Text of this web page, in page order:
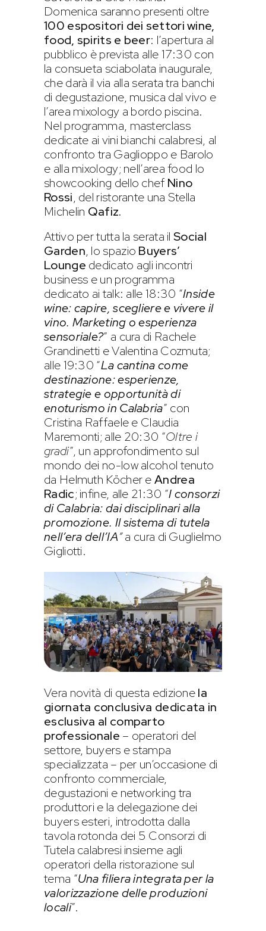
Domenica saranno presenti oltre
100 espositori dei settori wine,
food, spirits e beer: l’apertura al
pubblico è prevista alle 17:30 con
la consueta sciabolata inaugurale,
che darà il via alla serata tra banchi
di degustazione, musica dal vivo e
l’area mixology a bordo piscina.
Nel programma, masterclass
dedicate ai vini bianchi calabresi, al
confronto tra Gaglioppo e Barolo
e alla mixology; nell’area food lo
showcooking dello chef Nino
Rossi, del ristorante una Stella
Michelin Qafiz.
Attivo per tutta la serata il Social
Garden, lo spazio Buyers’
Lounge dedicato agli incontri
business e un programma
dedicato ai talk: alle 18:30 “Inside
wine: capire, scegliere e vivere il
vino. Marketing o esperienza
sensoriale?” a cura di Rachele
Grandinetti e Valentina Cozmuta;
alle 19:30 “La cantina come
destinazione: esperienze,
strategie e opportunità di
enoturismo in Calabria” con
Cristina Raffaele e Claudia
Maremonti; alle 20:30 “Oltre i
gradi”, un approfondimento sul
mondo dei no-low alcohol tenuto
da Helmuth Köcher eAndrea
Radic; infine, alle 21:30 “I consorzi
di Calabria: dai disciplinari alla
promozione. Il sistema di tutela
nell’era dell’IA”a cura di Guglielmo
Gigliotti.
Vera novità di questa edizionela
giornata conclusiva dedicata in
esclusiva al comparto
professionale – operatori del
settore, buyers e stampa
specializzata – per un’occasione di
confronto commerciale,
degustazioni e networking tra
produttori e la delegazione dei
buyers esteri, introdotta dalla
tavola rotonda dei 5 Consorzi di
Tutela calabresi insieme agli
operatori della ristorazione sul
tema “Una filiera integrata per la
valorizzazione delle produzioni
locali”.